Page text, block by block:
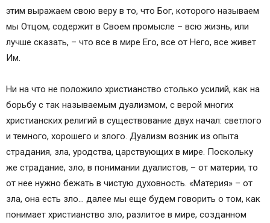
этим выражаем свою веру в то, что Бог, которого называем
мы Отцом, содержит в Своем промысле – всю жизнь, или
лучше сказать, – что все в мире Его, все от Него, все живет
Им.
Ни на что не положило христианство столько усилий, как на
борьбу с так называемым дуализмом, с верой многих
христианских религий в существование двух начал: светлого
и темного, хорошего и злого. Дуализм возник из опыта
страдания, зла, уродства, царствующих в мире. Поскольку
же страдание, зло, в понимании дуалистов, – от материи, то
от нее нужно бежать в чистую духовность. «Материя» – от
зла, она есть зло… далее мы еще будем говорить о том, как
понимает христианство зло, разлитое в мире, созданном